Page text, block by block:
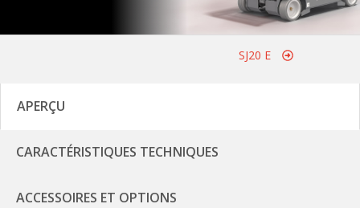
APERÇU
CARACTÉRISTIQUES TECHNIQUES
ACCESSOIRES ET OPTIONS
SJ20 E